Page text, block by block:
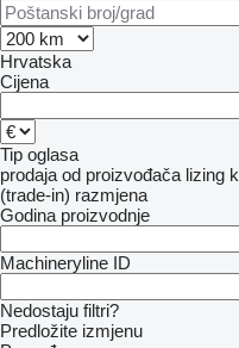
Hrvatska
Cijena
Tip oglasa
prodaja od proizvođača lizing
(trade-in) razmjena
Godina proizvodnje
Machineryline ID
Nedostaju filtri?
Predložite izmjenu